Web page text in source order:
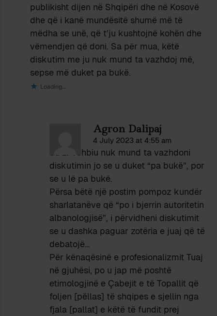
publikisht dijen në Shqipëri dhe në Kosovë
dhe që i kanë mundësitë shumë më të
mëdha se unë, që t’ju kushtojnë kohën dhe
vëmendjen që doni. Sa për mua, këtë
diskutim me ju nuk mund ta vazhdoj më,
sepse më duket pa bukë.
Loading...
Agron Dalipaj
4 July 2023 at 4:55 am
Ju z. Vehbiu nuk mund ta vazhdoni
diskutimin jo se u duket “pa bukë”, por
se u lë pa bukë.
Përsa bëtë një postim pompoz kundër
sharlatanëve që “po i bjerrin autoritetin
albanologjisë”, i përvidheni diskutimit
se u dashka paguar zotëria e juaj që të
debatojë…
Për kënaqësinë e profesionalizmit Tuaj
në gjuhësi, po u jap më poshtë
etimologjinë e Çabejit e të Topallit që
foljen [pëllas] të shqipes e sjellin nga
fjala [pallat] e këtë të fundit prej